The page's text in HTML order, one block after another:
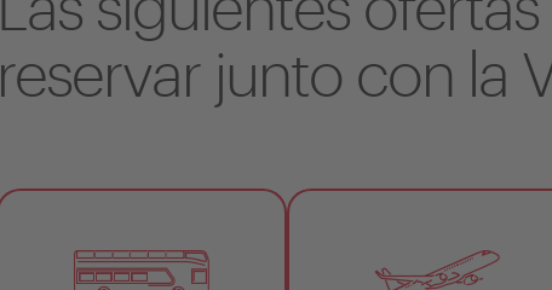
reservar junto con la